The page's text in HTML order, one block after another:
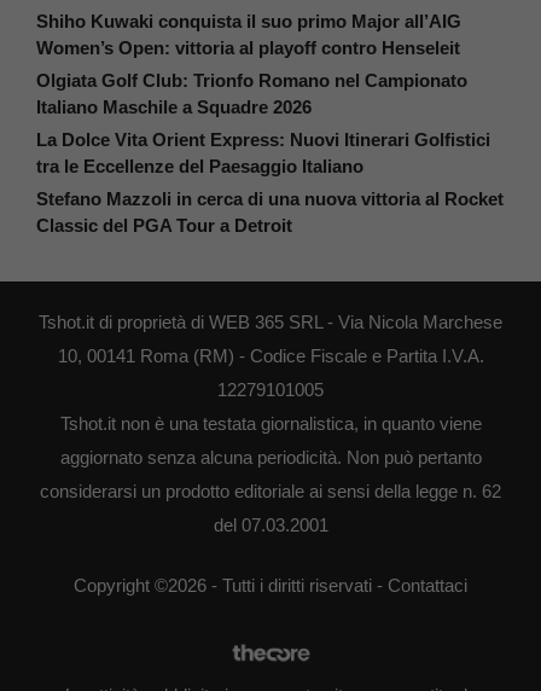
Shiho Kuwaki conquista il suo primo Major all’AIG
Women’s Open: vittoria al playoff contro Henseleit
Olgiata Golf Club: Trionfo Romano nel Campionato
Italiano Maschile a Squadre 2026
La Dolce Vita Orient Express: Nuovi Itinerari Golfistici
tra le Eccellenze del Paesaggio Italiano
Stefano Mazzoli in cerca di una nuova vittoria al Rocket
Classic del PGA Tour a Detroit
Tshot.it di proprietà di WEB 365 SRL - Via Nicola Marchese
10, 00141 Roma (RM) - Codice Fiscale e Partita I.V.A.
12279101005
Tshot.it non è una testata giornalistica, in quanto viene
aggiornato senza alcuna periodicità. Non può pertanto
considerarsi un prodotto editoriale ai sensi della legge n. 62
del 07.03.2001
Copyright ©2026 - Tutti i diritti riservati - Contattaci